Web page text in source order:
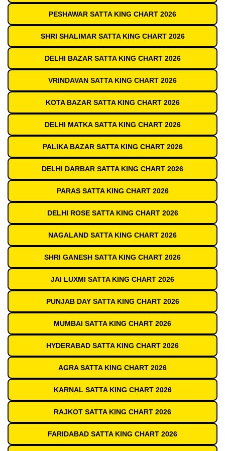
PESHAWAR SATTA KING CHART 2026
SHRI SHALIMAR SATTA KING CHART 2026
DELHI BAZAR SATTA KING CHART 2026
VRINDAVAN SATTA KING CHART 2026
KOTA BAZAR SATTA KING CHART 2026
DELHI MATKA SATTA KING CHART 2026
PALIKA BAZAR SATTA KING CHART 2026
DELHI DARBAR SATTA KING CHART 2026
PARAS SATTA KING CHART 2026
DELHI ROSE SATTA KING CHART 2026
NAGALAND SATTA KING CHART 2026
SHRI GANESH SATTA KING CHART 2026
JAI LUXMI SATTA KING CHART 2026
PUNJAB DAY SATTA KING CHART 2026
MUMBAI SATTA KING CHART 2026
HYDERABAD SATTA KING CHART 2026
AGRA SATTA KING CHART 2026
KARNAL SATTA KING CHART 2026
RAJKOT SATTA KING CHART 2026
FARIDABAD SATTA KING CHART 2026